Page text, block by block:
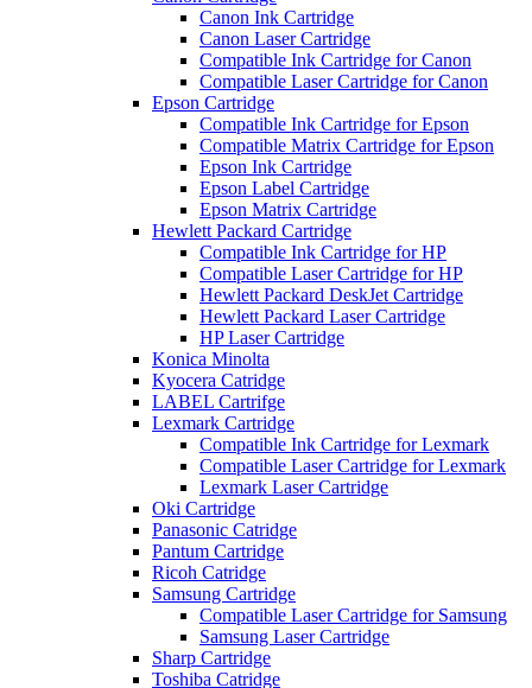
Canon Ink Cartridge
Canon Laser Cartridge
Compatible Ink Cartridge for Canon
Compatible Laser Cartridge for Canon
Epson Cartridge
Compatible Ink Cartridge for Epson
Compatible Matrix Cartridge for Epson
Epson Ink Cartridge
Epson Label Cartridge
Epson Matrix Cartridge
Hewlett Packard Cartridge
Compatible Ink Cartridge for HP
Compatible Laser Cartridge for HP
Hewlett Packard DeskJet Cartridge
Hewlett Packard Laser Cartridge
HP Laser Cartridge
Konica Minolta
Kyocera Catridge
LABEL Cartrifge
Lexmark Cartridge
Compatible Ink Cartridge for Lexmark
Compatible Laser Cartridge for Lexmark
Lexmark Laser Cartridge
Oki Cartridge
Panasonic Catridge
Pantum Cartridge
Ricoh Catridge
Samsung Cartridge
Compatible Laser Cartridge for Samsung
Samsung Laser Cartridge
Sharp Cartridge
Toshiba Catridge